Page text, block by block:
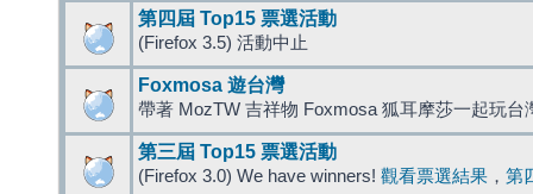
第四屆 Top15 票選活動
(Firefox 3.5) 活動中止
Foxmosa 遊台灣
帶著 MozTW 吉祥物 Foxmosa 狐耳摩莎一起玩台
第三屆 Top15 票選活動
(Firefox 3.0) We have winners! 觀看票選結果 ， 第